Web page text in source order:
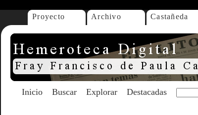
Proyecto Archivo Castañeda
Inicio Buscar Explorar Destacadas